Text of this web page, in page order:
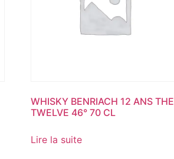
WHISKY BENRIACH 12 ANS THE
TWELVE 46° 70 CL
Lire la suite